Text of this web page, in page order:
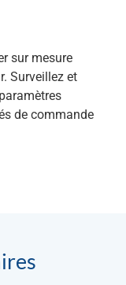
sur mesure
Surveillez et
de commande